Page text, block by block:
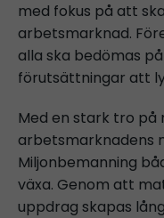
med fokus på att
arbetsmarknad.
alla ska bedömas
förutsättningar att
Med en stark tro på
arbetsmarknadens
Miljonbemanning
växa. Genom att
uppdrag skapas